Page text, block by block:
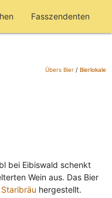
Fasszendenten
Übers Bier/ Bierlokale
bei Eibiswald schenkt
Wein aus. Das Bier
hergestellt.